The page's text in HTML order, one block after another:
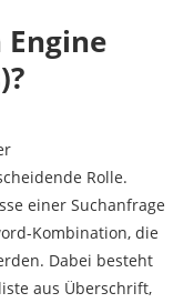
Engine
Rolle.
einer Suchanfrage
Kombination, die
Dabei besteht
aus Überschrift,